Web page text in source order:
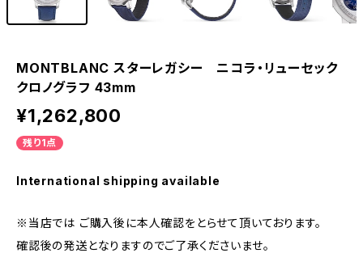
MONTBLANC スターレガシー ニコラ・リューセック
クロノグラフ 43mm
¥1,262,800
残り1点
International shipping available
※当店では ご購入後に本人確認をとらせて頂いております。
確認後の発送となりますのでご了承くださいませ。